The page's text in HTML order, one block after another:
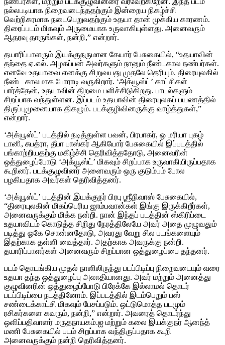
நல்லபடியாக நிறைவடைந்ததற்கும் இன்றைய நிகழ்ச்சி
வெற்றிகரமாக நடைபெறுவதற்கும் உதயா தான் முக்கிய காரணம்.
திரைப்படம் மிகவும் அருமையாக உருவாகியுள்ளது. அனைவரும்
ஆதரவு தாருங்கள், நன்றி,” என்றார்.
தயாரிப்பாளரும் இயக்குநருமான கேயார் பேசுகையில், “உதயாவின்
தந்தை ஏ.எல். அழகப்பன் அவர்களும் நானும் நீண்டகால நண்பர்கள்.
எனவே உதயாவை எனக்கு சிறுவயது முதலே தெரியும். திரையுலகில்
நீண்ட காலமாக போராடி வருகிறார். ‘அக்யூஸ்ட்’ காட்சிகள்
பார்த்தேன், உதயாவின் திறமை பளிச்சிடுகிறது. பாடல்களும்
சிறப்பாக வந்துள்ளன. இப்படம் உதயாவின் திரையுலகப் பயணத்தில்
திருப்புமுனையாக திகழும். படக்குழிவினருக்கு வாழ்த்துகள்,”
என்றார்.
‘அக்யூஸ்ட்’ படத்தில் நடித்துள்ள பவன், பிரபாகர், ஓ மரியா புகழ்
டானி, சுபத்ரா, தீபா பாஸ்கர் ஆகியோர் பேசுகையில் இப்படத்தில்
பங்காற்றியதற்கு மகிழ்ச்சி தெரிவித்ததோடு, அனைவரின்
ஒத்துழைப்போடு ‘அக்யூஸ்ட்’ மிகவும் சிறப்பாக உருவாகியிருப்பதாக
கூறினர். படக்குழுவினர் அனைவரும் ஒரு குடும்பம் போல
பழகியதாக அவர்கள் தெரிவித்தனர்.
‘அக்யூஸ்ட்’ படத்தின் இயக்குநர் பிரபு ஶ்ரீநிவாஸ் பேசுகையில்,
“திரையுலகின் மிகப்பெரிய ஜாம்பவான்கள் இங்கு இருக்கிறீர்கள்,
அனைவருக்கும் மிக்க நன்றி. நான் இந்தப் படத்தின் ஸ்கிரிப்டை
உதயாவிடம் கொடுத்த சிறிது நேரத்திலேயே அவர் அதை முழுவதும்
படித்து ஓகே சொன்னதோடு, அவரது வேறு சில படங்களையும்
இதற்காக தள்ளி வைத்தார். அதற்காக அவருக்கு நன்றி.
தயாரிப்பாளர்கள் அனைவரும் சிறப்பான ஒத்துழைப்பை தந்தனர்.
படம் தொடங்கிய முதல் நாளிலிருந்து படப்பிடிப்பு நிறைவடையும் வரை
உதயா தந்த ஒத்துழைப்பு அலாதியானது. அவர் மற்றும் அனைத்து
குழுவினரின் ஒத்துழைப்போடு பிரேக்கே இல்லாமல் தொடர்
படப்பிடிப்பை நடத்தினோம். இப்படத்தில் இடம்பெறும் பஸ்
சண்டைக்காட்சி மிகவும் பேசப்படும். ஒட்டுமொத்த படமும்
ரசிகர்களை கவரும், நன்றி,” என்றார். அவரைத் தொடர்ந்து
ஒளிப்பதிவாளர் மருதநாயகம்.ஐ மற்றும் கலை இயக்குநர் ஆனந்த்
மணி பேசுகையில் படம் சிறப்பாக வந்திருப்பதாக கூறி
அனைவருக்கும் நன்றி தெரிவித்தனர்.